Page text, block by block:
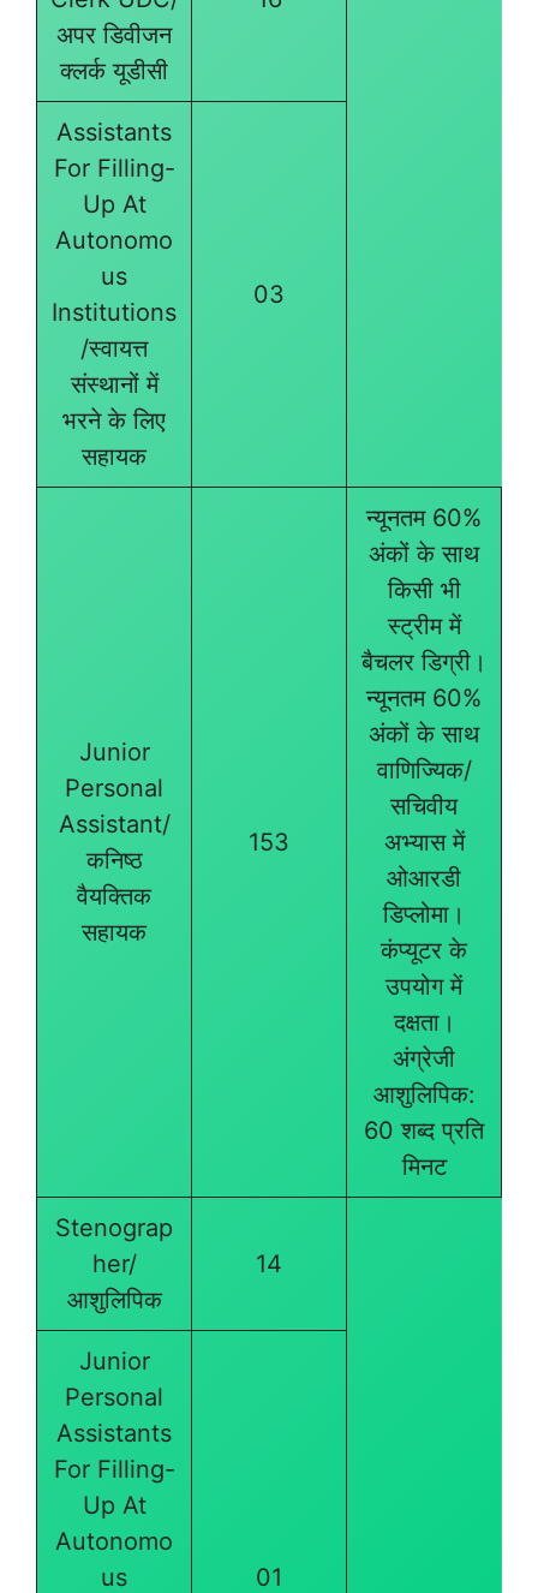
अपर डिवीजन
क्लर्क यूडीसी
Assistants
For Filling-
Up At
Autonomo
us
Institutions
/स्वायत्त
संस्थानों में
भरने के लिए
सहायक
03
Junior
Personal
Assistant/
कनिष्ठ
वैयक्तिक
सहायक
153
न्यूनतम 60%
अंकों के साथ
किसी भी
स्ट्रीम में
बैचलर डिग्री।
न्यूनतम 60%
अंकों के साथ
वाणिज्यिक/
सचिवीय
अभ्यास में
ओआरडी
डिप्लोमा।
कंप्यूटर के
उपयोग में
दक्षता।
अंग्रेजी
आशुलिपिक:
60 शब्द प्रति
मिनट
Stenograp
her/
आशुलिपिक
14
Junior
Personal
Assistants
For Filling-
Up At
Autonomo
us
01